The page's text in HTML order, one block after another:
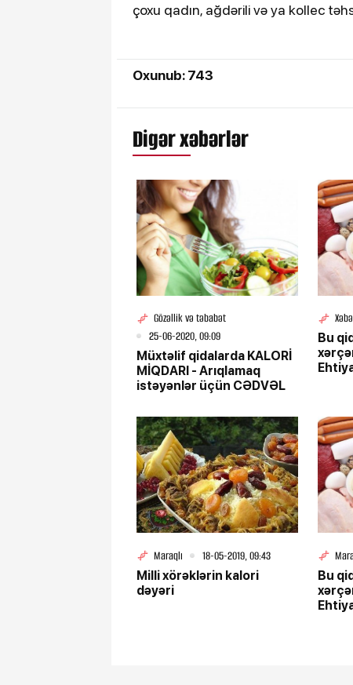
çoxu qadın, ağdərili və ya kollec
Oxunub: 743
Digər xəbərlər
Gözəllik və təbabət
25-06-2020, 09:09
Müxtəlif qidalarda KALORİ
MİQDARI - Arıqlamaq
istəyənlər üçün CƏDVƏL
Bu
Maraqlı
18-05-2019, 09:43
Milli xörəklərin kalori
dəyəri
Bu